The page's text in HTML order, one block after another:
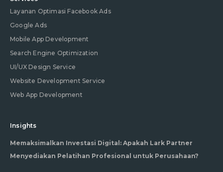
Layanan Optimasi Facebook Ads
Google Ads
Mobile App Development
Search Engine Optimization
UI/UX Design Service
Website Development Service
Web App Development
Insights
Memaksimalkan Investasi Digital: Apakah Lark Partner
Menyediakan Pelatihan Profesional untuk Perusahaan?